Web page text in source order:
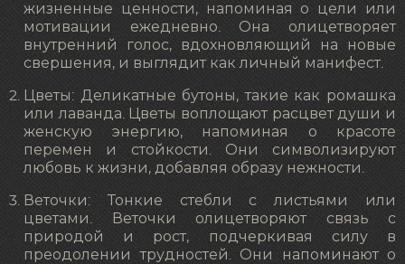
жизненные ценности, напоминая о цели или
мотивации ежедневно. Она олицетворяет
внутренний голос, вдохновляющий на новые
свершения, и выглядит как личный манифест.
Цветы: Деликатные бутоны, такие как ромашка
или лаванда. Цветы воплощают расцвет души и
женскую энергию, напоминая о красоте
перемен и стойкости. Они символизируют
любовь к жизни, добавляя образу нежности.
Веточки: Тонкие стебли с листьями или
цветами. Веточки олицетворяют связь с
природой и рост, подчеркивая силу в
преодолении трудностей. Они напоминают о